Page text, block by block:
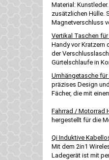
Material:
zusätzlichen Hülle.
Magnetverschluss
Vertikal Taschen
Handy vor Kratzern
der
Gürtelschlaufe in
Umhängetasche
präzises Design
Fächer, die mit
Fahrrad / Motorrad
hergestellt für die
Qi Induktive
Mit dem 2in1
Ladegerät ist mit